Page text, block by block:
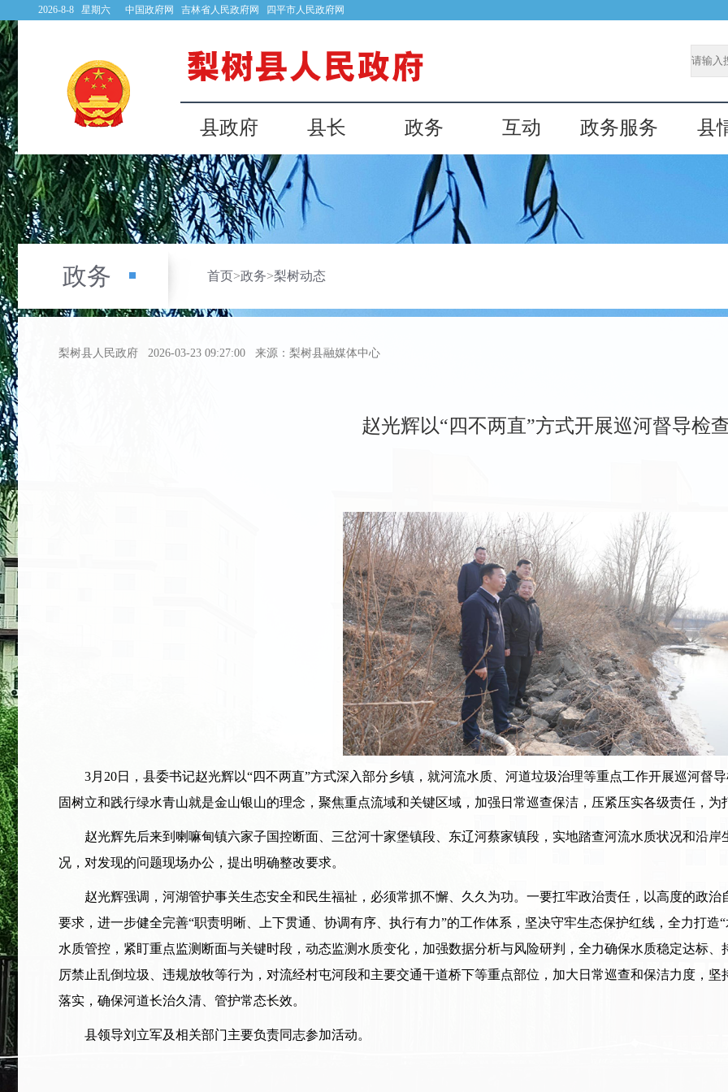
2026-8-8 星期六 中国政府网 吉林省人民政府网 四平市人民政府网
县政府 县长 政务 互动 政务服务 县
政务 首页>政务>梨树动态
梨树县人民政府 2026-03-23 09:27:00 来源：梨树县融媒体中心
赵光辉以“四不两直”方式开展巡河督导检
3月20日，县委书记赵光辉以“四不两直”方式深入部分乡镇，就河流水质、河道垃圾治理等重点工作开展巡河督
固树立和践行绿水青山就是金山银山的理念，聚焦重点流域和关键区域，加强日常巡查保洁，压紧压实各级责任，
赵光辉先后来到喇嘛甸镇六家子国控断面、三岔河十家堡镇段、东辽河蔡家镇段，实地踏查河流水质状况和沿岸
况，对发现的问题现场办公，提出明确整改要求。
赵光辉强调，河湖管护事关生态安全和民生福祉，必须常抓不懈、久久为功。一要扛牢政治责任，以高度的政治
要求，进一步健全完善“职责明晰、上下贯通、协调有序、执行有力”的工作体系，坚决守牢生态保护红线，全力打
水质管控，紧盯重点监测断面与关键时段，动态监测水质变化，加强数据分析与风险研判，全力确保水质稳定达标
厉禁止乱倒垃圾、违规放牧等行为，对流经村屯河段和主要交通干道桥下等重点部位，加大日常巡查和保洁力度，
落实，确保河道长治久清、管护常态长效。
县领导刘立军及相关部门主要负责同志参加活动。